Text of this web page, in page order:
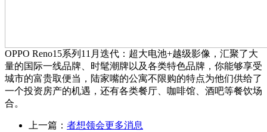
OPPO Reno15系列11月迭代：超大电池+越级影像，汇聚了大
量的国际一线品牌、时髦潮牌以及各类特色品牌，你能够享受
城市的富贵取便当，陆家嘴的公寓不限购的特点为他们供给了
一个投资房产的机遇，还有各类餐厅、咖啡馆、酒吧等餐饮场
合。
上一篇： 者想领会更多消息